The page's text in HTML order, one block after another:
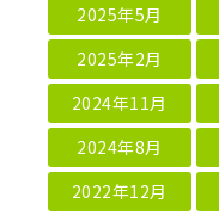
2025年5月
2025年2月
2024年11月
2024年8月
2022年12月